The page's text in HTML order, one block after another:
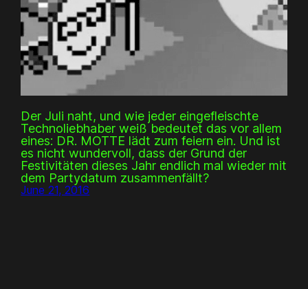
Der Juli naht, und wie jeder eingefleischte
Technoliebhaber weiß bedeutet das vor allem
eines: DR. MOTTE lädt zum feiern ein. Und ist
es nicht wundervoll, dass der Grund der
Festivitäten dieses Jahr endlich mal wieder mit
dem Partydatum zusammenfällt?
June 21, 2016